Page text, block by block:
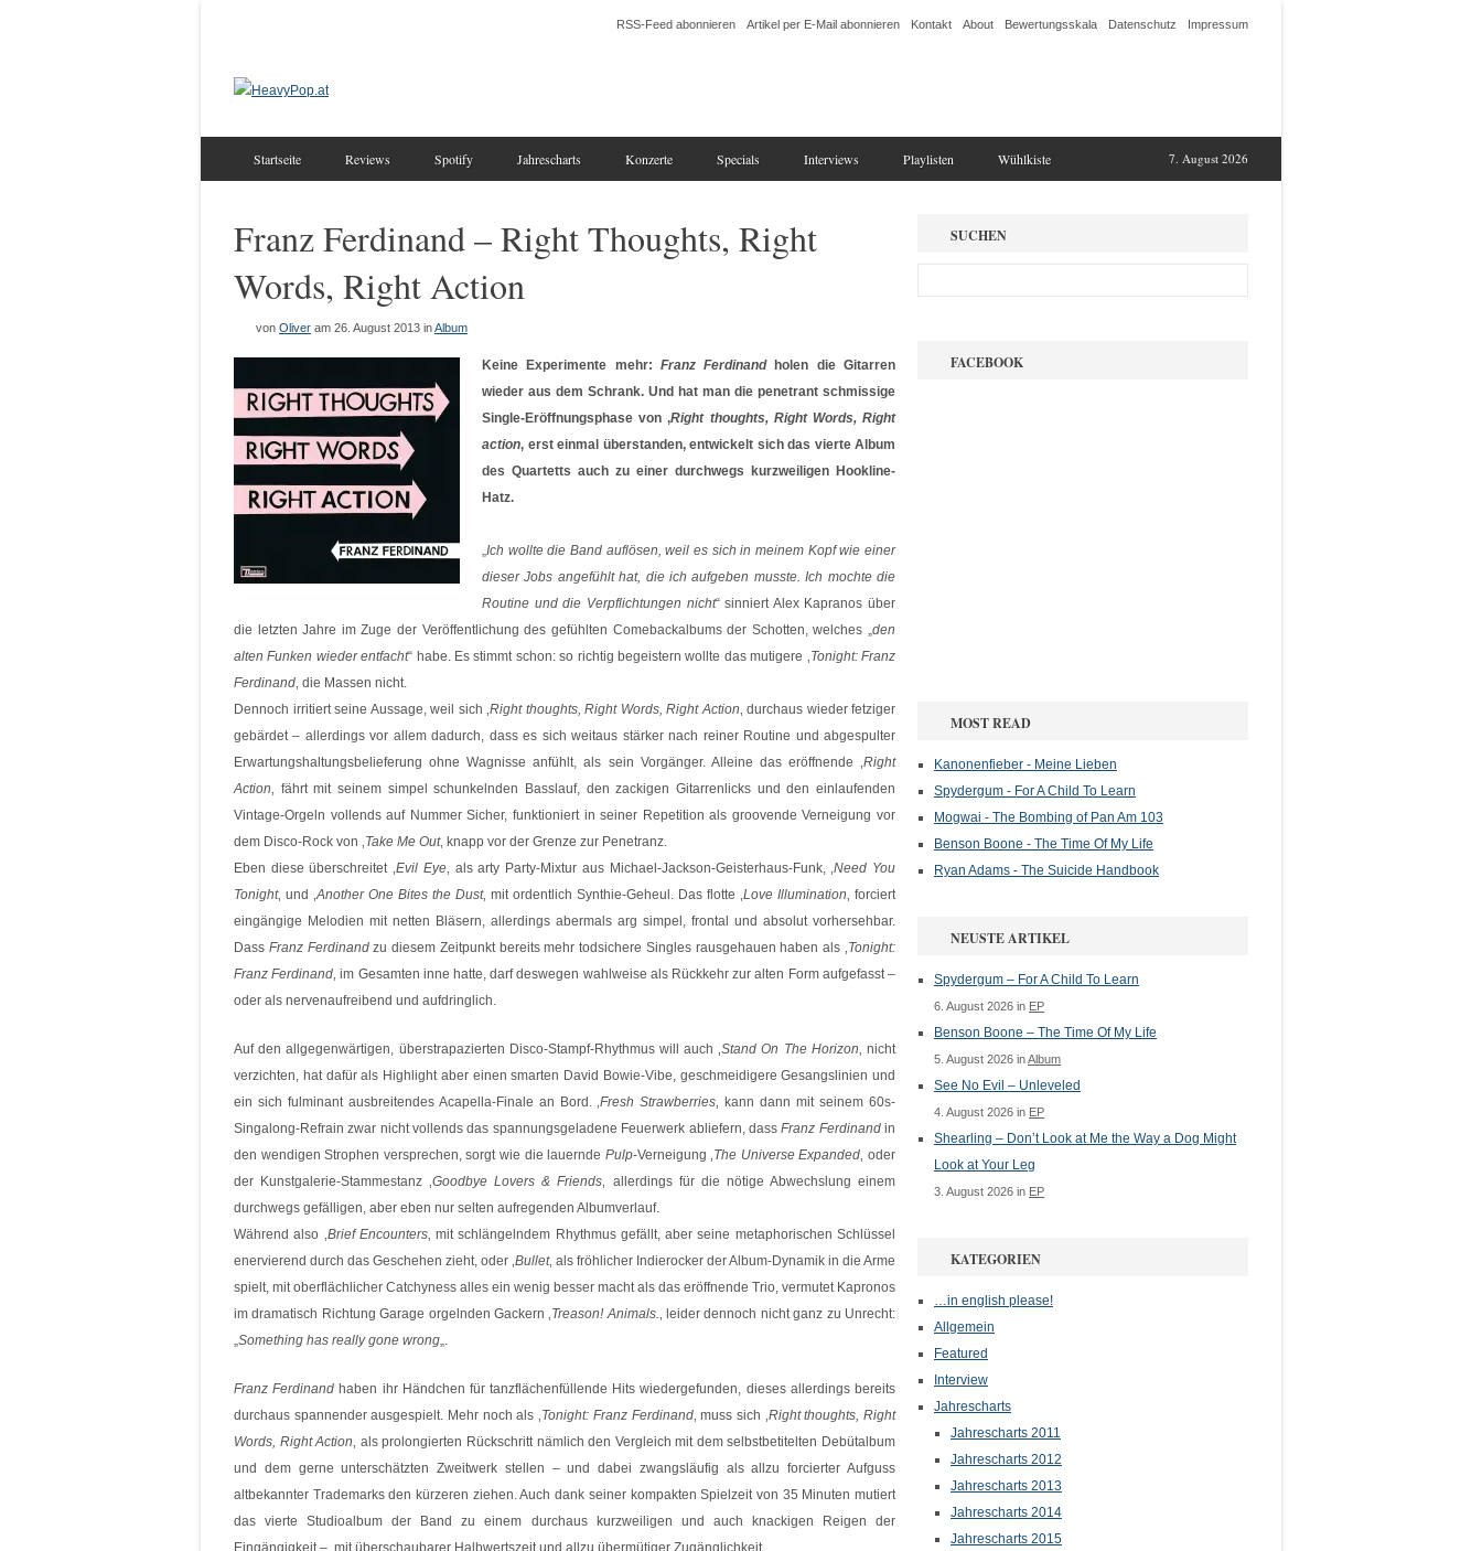
RSS-Feed abonnieren Artikel per E-Mail abonnieren Kontakt About Bewertungsskala Datenschutz Impressum
7. August 2026
Startseite Reviews Spotify Jahrescharts Konzerte Specials Interviews Playlisten Wühlkiste
Franz Ferdinand – Right Thoughts, Right
Words, Right Action
von Oliver am 26. August 2013 inAlbum
Keine Experimente mehr: Franz Ferdinandholen die Gitarren
wieder aus dem Schrank. Und hat man die penetrant schmissige
Single-Eröffnungsphase von ‚Right thoughts, Right Words, Right
action‚ erst einmal überstanden, entwickelt sich das vierte Album
des Quartetts auch zu einer durchwegs kurzweiligen Hookline-
Hatz.
„Ich wollte die Band auflösen, weil es sich in meinem Kopf wie einer
dieser Jobs angefühlt hat, die ich aufgeben musste. Ich mochte die
Routine und die Verpflichtungen nicht“ sinniert Alex Kapranos über
die letzten Jahre im Zuge der Veröffentlichung des gefühlten Comebackalbums der Schotten, welches „den
alten Funken wieder entfacht“ habe. Es stimmt schon: so richtig begeistern wollte das mutigere ‚Tonight: Franz
Ferdinand‚ die Massen nicht.
Dennoch irritiert seine Aussage, weil sich ‚Right thoughts, Right Words, Right Action‚ durchaus wieder fetziger
gebärdet – allerdings vor allem dadurch, dass es sich weitaus stärker nach reiner Routine und abgespulter
Erwartungshaltungsbelieferung ohne Wagnisse anfühlt, als sein Vorgänger. Alleine das eröffnende ‚Right
Action‚ fährt mit seinem simpel schunkelnden Basslauf, den zackigen Gitarrenlicks und den einlaufenden
Vintage-Orgeln vollends auf Nummer Sicher, funktioniert in seiner Repetition als groovende Verneigung vor
dem Disco-Rock von ‚Take Me Out‚ knapp vor der Grenze zur Penetranz.
Eben diese überschreitet ‚Evil Eye‚ als arty Party-Mixtur aus Michael-Jackson-Geisterhaus-Funk, ‚Need You
Tonight‚ und ‚Another One Bites the Dust‚ mit ordentlich Synthie-Geheul. Das flotte ‚Love Illumination‚ forciert
eingängige Melodien mit netten Bläsern, allerdings abermals arg simpel, frontal und absolut vorhersehbar.
Dass Franz Ferdinandzu diesem Zeitpunkt bereits mehr todsichere Singles rausgehauen haben als ‚Tonight:
Franz Ferdinand‚ im Gesamten inne hatte, darf deswegen wahlweise als Rückkehr zur alten Form aufgefasst –
oder als nervenaufreibend und aufdringlich.
Auf den allgegenwärtigen, überstrapazierten Disco-Stampf-Rhythmus will auch ‚Stand On The Horizon‚ nicht
verzichten, hat dafür als Highlight aber einen smarten David Bowie-Vibe, geschmeidigere Gesangslinien und
ein sich fulminant ausbreitendes Acapella-Finale an Bord. ‚Fresh Strawberries‚ kann dann mit seinem 60s-
Singalong-Refrain zwar nicht vollends das spannungsgeladene Feuerwerk abliefern, dassFranz Ferdinandin
den wendigen Strophen versprechen, sorgt wie die lauernde Pulp-Verneigung ‚The Universe Expanded‚ oder
der Kunstgalerie-Stammestanz ‚Goodbye Lovers & Friends‚ allerdings für die nötige Abwechslung einem
durchwegs gefälligen, aber eben nur selten aufregenden Albumverlauf.
Während also ‚Brief Encounters‚ mit schlängelndem Rhythmus gefällt, aber seine metaphorischen Schlüssel
enervierend durch das Geschehen zieht, oder ‚Bullet‚ als fröhlicher Indierocker der Album-Dynamik in die Arme
spielt, mit oberflächlicher Catchyness alles ein wenig besser macht als das eröffnende Trio, vermutet Kapronos
im dramatisch Richtung Garage orgelnden Gackern ‚Treason! Animals.‚ leider dennoch nicht ganz zu Unrecht:
„Something has really gone wrong„.
Franz Ferdinand haben ihr Händchen für tanzflächenfüllende Hits wiedergefunden, dieses allerdings bereits
durchaus spannender ausgespielt. Mehr noch als ‚Tonight: Franz Ferdinand‚ muss sich ‚Right thoughts, Right
Words, Right Action‚ als prolongierten Rückschritt nämlich den Vergleich mit dem selbstbetitelten Debütalbum
und dem gerne unterschätzten Zweitwerk stellen – und dabei zwangsläufig als allzu forcierter Aufguss
altbekannter Trademarks den kürzeren ziehen. Auch dank seiner kompakten Spielzeit von 35 Minuten mutiert
das vierte Studioalbum der Band zu einem durchaus kurzweiligen und auch knackigen Reigen der
Eingängigkeit – mit überschaubarer Halbwertszeit und allzu übermütiger Zugänglichkeit.
SUCHEN
FACEBOOK
MOST READ
Kanonenfieber - Meine Lieben
Spydergum - For A Child To Learn
Mogwai - The Bombing of Pan Am 103
Benson Boone - The Time Of My Life
Ryan Adams - The Suicide Handbook
NEUSTE ARTIKEL
Spydergum – For A Child To Learn
6. August 2026 in EP
Benson Boone – The Time Of My Life
5. August 2026 inAlbum
See No Evil – Unleveled
4. August 2026 in EP
Shearling – Don’t Look at Me the Way a Dog Might
Look at Your Leg
3. August 2026 in EP
KATEGORIEN
…in english please!
Allgemein
Featured
Interview
Jahrescharts
Jahrescharts 2011
Jahrescharts 2012
Jahrescharts 2013
Jahrescharts 2014
Jahrescharts 2015